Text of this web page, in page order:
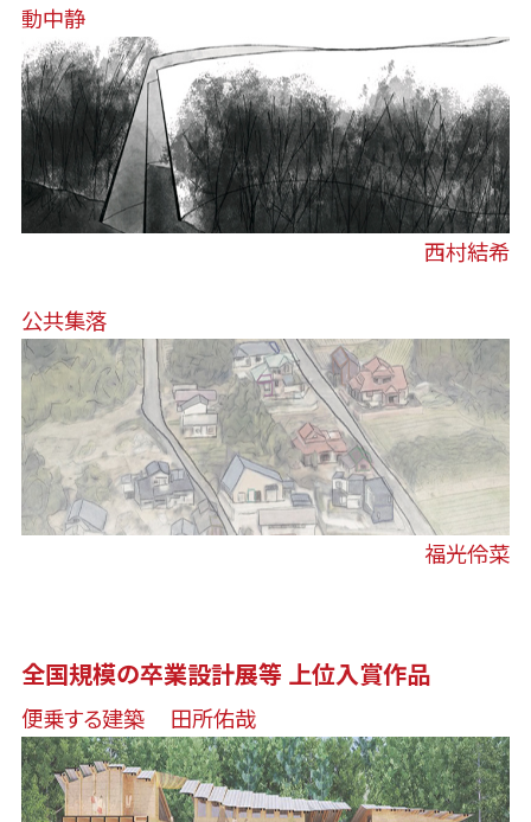
動中静
西村結希
公共集落
福光伶菜
全国規模の卒業設計展等 上位入賞作品
便乗する建築 田所佑哉